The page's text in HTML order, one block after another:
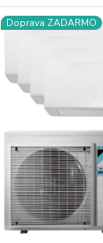
Doprava ZADARMO